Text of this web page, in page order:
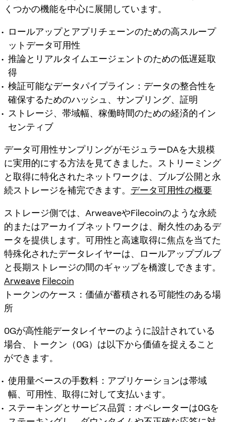
くつかの機能を中心に展開しています。
ロールアップとアプリチェーンのための高スループ
ットデータ可用性
推論とリアルタイムエージェントのための低遅延取
得
検証可能なデータパイプライン：データの整合性を
確保するためのハッシュ、サンプリング、証明
ストレージ、帯域幅、稼働時間のための経済的イン
センティブ
データ可用性サンプリングがモジュラーDAを大規模
に実用的にする方法を見てきました。ストリーミング
と取得に特化されたネットワークは、ブルブ公開と永
続ストレージを補完できます。 データ可用性の概要
ストレージ側では、ArweaveやFilecoinのような永続
的またはアーカイブネットワークは、耐久性のあるデ
ータを提供します。可用性と高速取得に焦点を当てた
特殊化されたデータレイヤーは、ロールアップブルブ
と長期ストレージの間のギャップを橋渡しできます。
Arweave Filecoin
トークンのケース：価値が蓄積される可能性のある場
所
0Gが高性能データレイヤーのように設計されている
場合、トークン（0G）は以下から価値を捉えること
ができます。
使用量ベースの手数料：アプリケーションは帯域
幅、可用性、取得に対して支払います。
ステーキングとサービス品質：オペレーターは0Gを